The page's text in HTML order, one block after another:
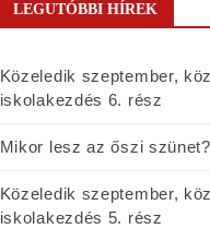
LEGUTÓBBI HÍREK
Közeledik szeptember,
iskolakezdés 6. rész
Mikor lesz az őszi szünet?
Közeledik szeptember,
iskolakezdés 5. rész